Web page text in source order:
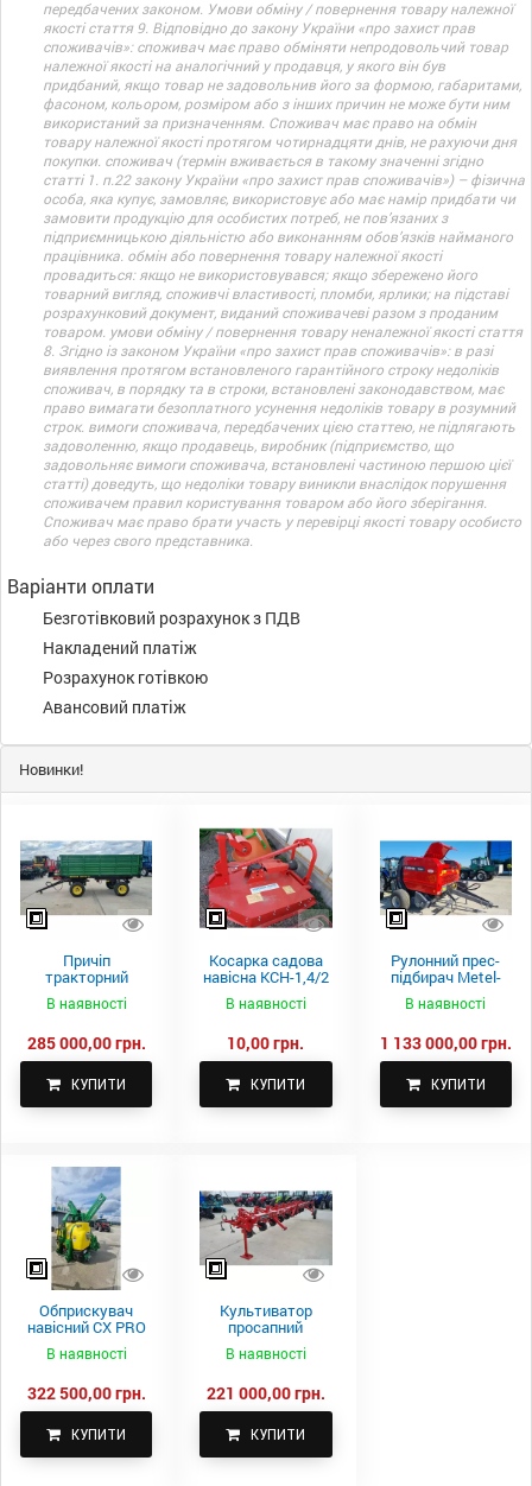
передбачених законом. Умови обміну / повернення товару належної
якості стаття 9. Відповідно до закону України «про захист прав
споживачів»: споживач має право обміняти непродовольчий товар
належної якості на аналогічний у продавця, у якого він був
придбаний, якщо товар не задовольнив його за формою, габаритами,
фасоном, кольором, розміром або з інших причин не може бути ним
використаний за призначенням. Споживач має право на обмін
товару належної якості протягом чотирнадцяти днів, не рахуючи дня
покупки. споживач (термін вживається в такому значенні згідно
статті 1. п.22 закону України «про захист прав споживачів») – фізична
особа, яка купує, замовляє, використовує або має намір придбати чи
замовити продукцію для особистих потреб, не пов’язаних з
підприємницькою діяльністю або виконанням обов’язків найманого
працівника. обмін або повернення товару належної якості
провадиться: якщо не використовувався; якщо збережено його
товарний вигляд, споживчі властивості, пломби, ярлики; на підставі
розрахунковий документ, виданий споживачеві разом з проданим
товаром. умови обміну / повернення товару неналежної якості стаття
8. Згідно із законом України «про захист прав споживачів»: в разі
виявлення протягом встановленого гарантійного строку недоліків
споживач, в порядку та в строки, встановлені законодавством, має
право вимагати безоплатного усунення недоліків товару в розумний
строк. вимоги споживача, передбачених цією статтею, не підлягають
задоволенню, якщо продавець, виробник (підприємство, що
задовольняє вимоги споживача, встановлені частиною першою цієї
статті) доведуть, що недоліки товару виникли внаслідок порушення
споживачем правил користування товаром або його зберігання.
Споживач має право брати участь у перевірці якості товару особисто
або через свого представника.
Варіанти оплати
Безготівковий розрахунок з ПДВ
Накладений платіж
Розрахунок готівкою
Авансовий платіж
Новинки!
Причіп
тракторний
самоскидний
Spike 2 ПТС-4
В наявності
285 000,00 грн.
КУПИТИ
Косарка садова
навісна КСН-1,4/2
В наявності
10,00 грн.
КУПИТИ
Рулонний прес-
підбирач Metel-
Fach Z 587
В наявності
1 133 000,00 грн.
КУПИТИ
Обприскувач
навісний CX PRO
В наявності
322 500,00 грн.
КУПИТИ
Культиватор
просапний
КПН-5,6-05
В наявності
221 000,00 грн.
КУПИТИ